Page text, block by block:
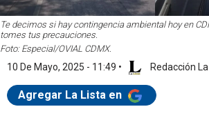
Te decimos si hay contingencia ambiental hoy en
tomes tus precauciones.
Foto: Especial/OVIAL CDMX.
10 De Mayo, 2025 - 11:49 • Redacción
Agregar La Lista en